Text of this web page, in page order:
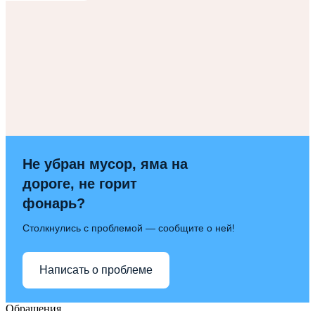
Не убран мусор, яма на
дороге, не горит
фонарь?
Столкнулись с проблемой — сообщите о ней!
Написать о проблеме
Обращения